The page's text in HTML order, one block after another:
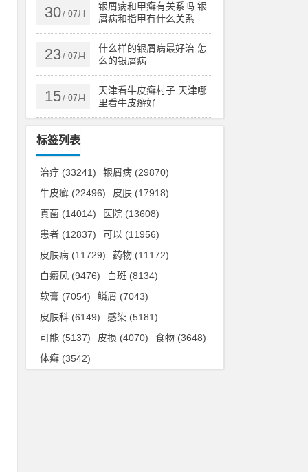
30/ 07月
银屑病和甲癣有关系吗 银
屑病和指甲有什么关系
23/ 07月
什么样的银屑病最好治 怎
么的银屑病
15/ 07月
天津看牛皮癣村子 天津哪
里看牛皮癣好
标签列表
治疗 (33241) 银屑病 (29870)
牛皮癣 (22496) 皮肤 (17918)
真菌 (14014) 医院 (13608)
患者 (12837) 可以 (11956)
皮肤病 (11729) 药物 (11172)
白癜风 (9476) 白斑 (8134)
软膏 (7054) 鳞屑 (7043)
皮肤科 (6149) 感染 (5181)
可能 (5137) 皮损 (4070) 食物 (3648)
体癣 (3542)